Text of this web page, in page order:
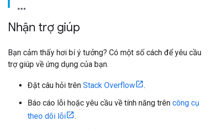
Nhận trợ giúp
Bạn cảm thấy hơi bí ý tưởng? Có một số cách để yêu cầu
trợ giúp về ứng dụng của bạn.
Đặt câu hỏi trên Stack Overflow
.
Báo cáo lỗi hoặc yêu cầu về tính năng trên công cụ
theo dõi lỗi
.